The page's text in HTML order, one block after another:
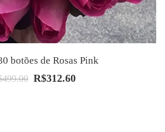
botões de Rosas Pink
499.00 O
R$312.60O